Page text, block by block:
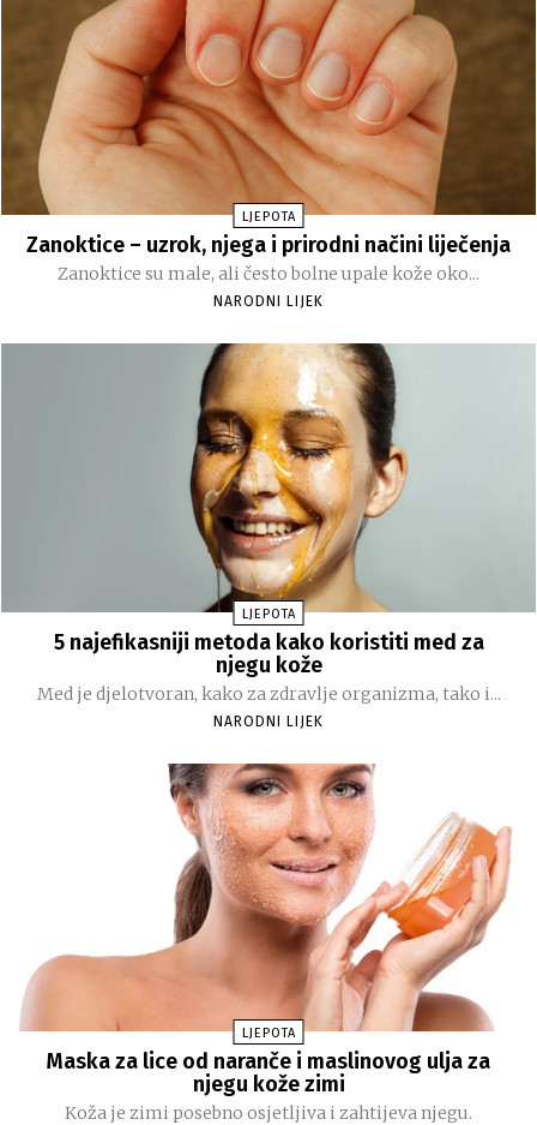
LJEPOTA
Zanoktice – uzrok, njega i prirodni načini liječenja
Zanoktice su male, ali često bolne upale kože oko...
NARODNI LIJEK
LJEPOTA
5 najefikasniji metoda kako koristiti med za
njegu kože
Med je djelotvoran, kako za zdravlje organizma, tako i...
NARODNI LIJEK
LJEPOTA
Maska za lice od naranče i maslinovog ulja za
njegu kože zimi
Koža je zimi posebno osjetljiva i zahtijeva njegu.